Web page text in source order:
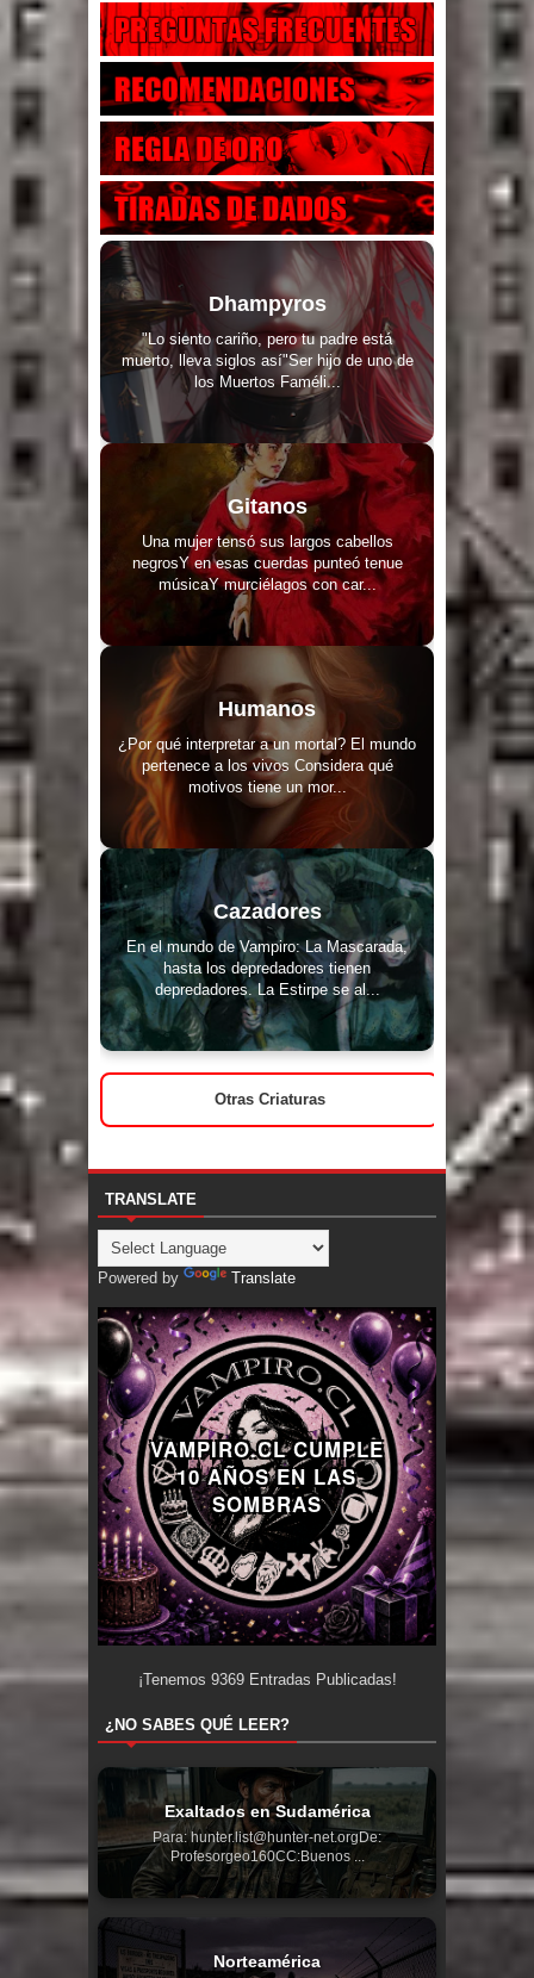
Dhampyros
"Lo siento cariño, pero tu padre está
muerto, lleva siglos así"Ser hijo de uno de
los Muertos Faméli...
Gitanos
Una mujer tensó sus largos cabellos
negrosY en esas cuerdas punteó tenue
músicaY murciélagos con car...
Humanos
¿Por qué interpretar a un mortal? El mundo
pertenece a los vivos Considera qué
motivos tiene un mor...
Cazadores
En el mundo de Vampiro: La Mascarada,
hasta los depredadores tienen
depredadores. La Estirpe se al...
Otras Criaturas
TRANSLATE
Powered by Translate
VAMPIRO.CL CUMPLE
10 AÑOS EN LAS
SOMBRAS
¡Tenemos 9369Entradas Publicadas!
¿NO SABES QUÉ LEER?
Exaltados en Sudamérica
Para: hunter.list@hunter-net.orgDe:
Profesorgeo160CC:Buenos ...
Norteamérica